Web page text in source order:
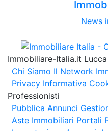
News
Immobiliare-Italia.it Lucca
Chi Siamo Il Network
Privacy Informativa
Professionisti
Pubblica Annunci
Aste Immobiliari Portali